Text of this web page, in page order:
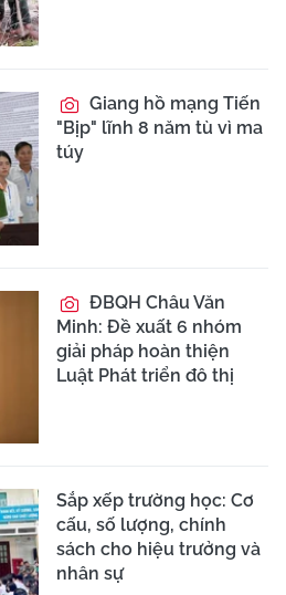
Giang hồ mạng Tiến
"Bịp" lĩnh 8 năm tù vì ma
túy
ĐBQH Châu Văn
Minh: Đề xuất 6 nhóm
giải pháp hoàn thiện
Luật Phát triển đô thị
Sắp xếp trường học: Cơ
cấu, số lượng, chính
sách cho hiệu trưởng và
nhân sự